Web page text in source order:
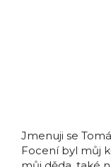
Jmenuji se
Focení byl můj